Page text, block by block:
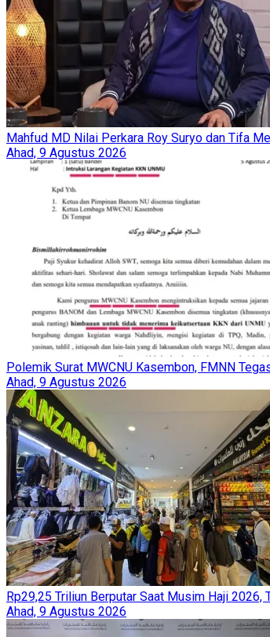
Mahfud MD Nilai Perkara Roy Suryo dan Tifa
Ahad, 9 Agustus 2026
Polemik Surat MWCNU Kasembon, FMNN
Ahad, 9 Agustus 2026
Rp29,25 Triliun Berputar Saat Musim Haji
Ahad, 9 Agustus 2026